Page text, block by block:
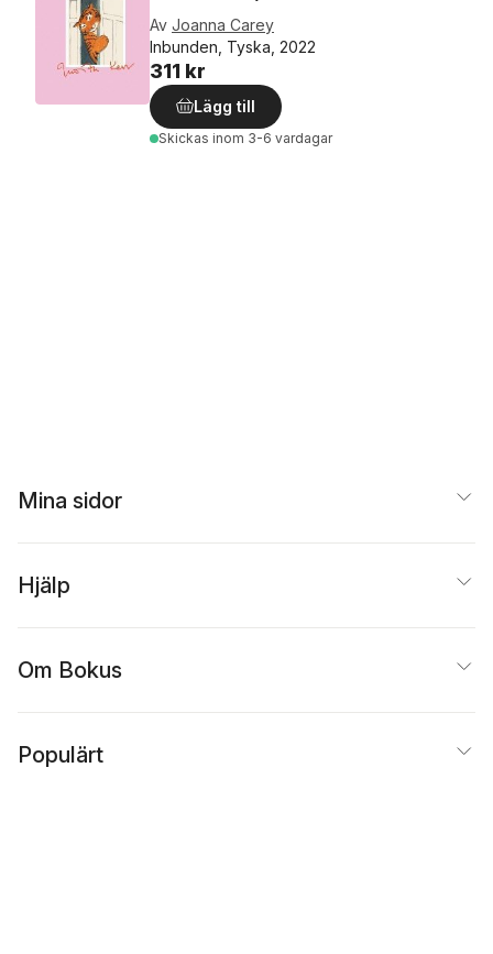
Av Joanna Carey
Inbunden, Tyska, 2022
311 kr
Lägg till
Skickas inom 3-6 vardagar
Mina sidor
Hjälp
Om Bokus
Populärt